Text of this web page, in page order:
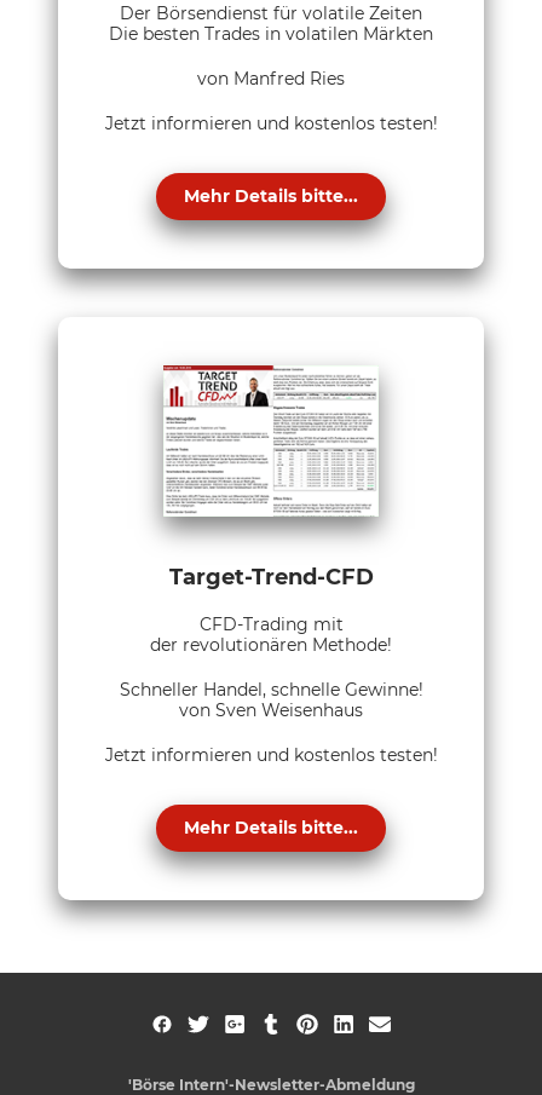
Der Börsendienst für volatile Zeiten
Die besten Trades in volatilen Märkten
von Manfred Ries
Jetzt informieren und kostenlos testen!
Mehr Details bitte...
Target-Trend-CFD
CFD-Trading mit
der revolutionären Methode!
Schneller Handel, schnelle Gewinne!
von Sven Weisenhaus
Jetzt informieren und kostenlos testen!
Mehr Details bitte...
'Börse Intern'-Newsletter-Abmeldung